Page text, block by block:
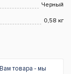
Черный
0,58 кг
товара - мы